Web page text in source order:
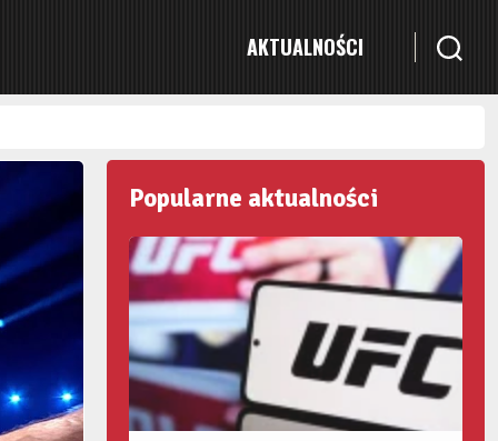
AKTUALNOŚCI
Popularne aktualności